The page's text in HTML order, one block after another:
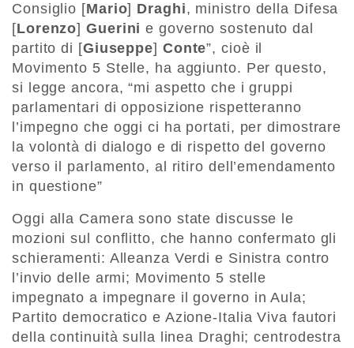
Consiglio [Mario] Draghi, ministro della Difesa
[Lorenzo]Guerinie governo sostenuto dal
partito di [Giuseppe] Conte”, cioè il
Movimento 5 Stelle, ha aggiunto. Per questo,
si legge ancora, “mi aspetto che i gruppi
parlamentari di opposizione rispetteranno
l’impegno che oggi ci ha portati, per dimostrare
la volontà di dialogo e di rispetto del governo
verso il parlamento, al ritiro dell’emendamento
in questione”
Oggi alla Camera sono state discusse le
mozioni sul conflitto, che hanno confermato gli
schieramenti: Alleanza Verdi e Sinistra contro
l’invio delle armi; Movimento 5 stelle
impegnato a impegnare il governo in Aula;
Partito democratico e Azione-Italia Viva fautori
della continuità sulla linea Draghi; centrodestra